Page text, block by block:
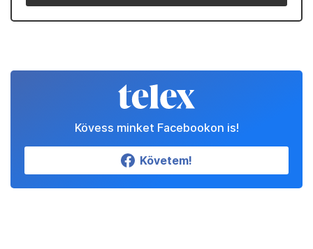
Kövess minket Facebookon is!
Követem!